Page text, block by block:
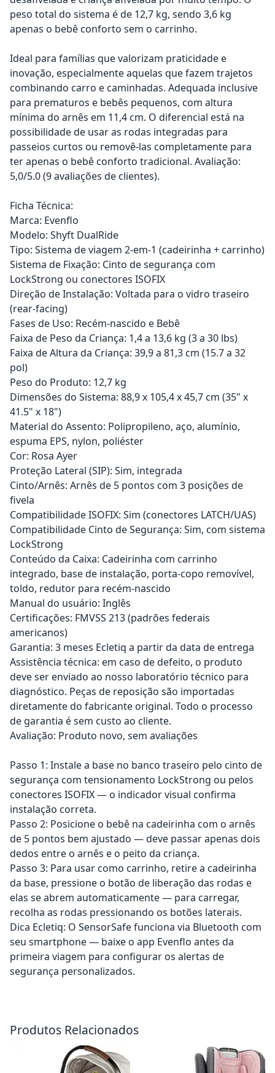
peso total do sistema é de 12,7 kg, sendo 3,6 kg
apenas o bebê conforto sem o carrinho.
Ideal para famílias que valorizam praticidade e
inovação, especialmente aquelas que fazem trajetos
combinando carro e caminhadas. Adequada inclusive
para prematuros e bebês pequenos, com altura
mínima do arnês em 11,4 cm. O diferencial está na
possibilidade de usar as rodas integradas para
passeios curtos ou removê-las completamente para
ter apenas o bebê conforto tradicional. Avaliação:
5,0/5.0 (9 avaliações de clientes).
Ficha Técnica:
Marca: Evenflo
Modelo: Shyft DualRide
Tipo: Sistema de viagem 2-em-1 (cadeirinha + carrinho)
Sistema de Fixação: Cinto de segurança com
LockStrong ou conectores ISOFIX
Direção de Instalação: Voltada para o vidro traseiro
(rear-facing)
Fases de Uso: Recém-nascido e Bebê
Faixa de Peso da Criança: 1,4 a 13,6 kg (3 a 30 lbs)
Faixa de Altura da Criança: 39,9 a 81,3 cm (15.7 a 32
pol)
Peso do Produto: 12,7 kg
Dimensões do Sistema: 88,9 x 105,4 x 45,7 cm (35" x
41.5" x 18")
Material do Assento: Polipropileno, aço, alumínio,
espuma EPS, nylon, poliéster
Cor: Rosa Ayer
Proteção Lateral (SIP): Sim, integrada
Cinto/Arnês: Arnês de 5 pontos com 3 posições de
fivela
Compatibilidade ISOFIX: Sim (conectores LATCH/UAS)
Compatibilidade Cinto de Segurança: Sim, com sistema
LockStrong
Conteúdo da Caixa: Cadeirinha com carrinho
integrado, base de instalação, porta-copo removível,
toldo, redutor para recém-nascido
Manual do usuário: Inglês
Certificações: FMVSS 213 (padrões federais
americanos)
Garantia: 3 meses Ecletiq a partir da data de entrega
Assistência técnica: em caso de defeito, o produto
deve ser enviado ao nosso laboratório técnico para
diagnóstico. Peças de reposição são importadas
diretamente do fabricante original. Todo o processo
de garantia é sem custo ao cliente.
Avaliação: Produto novo, sem avaliações
Passo 1: Instale a base no banco traseiro pelo cinto de
segurança com tensionamento LockStrong ou pelos
conectores ISOFIX — o indicador visual confirma
instalação correta.
Passo 2: Posicione o bebê na cadeirinha com o arnês
de 5 pontos bem ajustado — deve passar apenas dois
dedos entre o arnês e o peito da criança.
Passo 3: Para usar como carrinho, retire a cadeirinha
da base, pressione o botão de liberação das rodas e
elas se abrem automaticamente — para carregar,
recolha as rodas pressionando os botões laterais.
Dica Ecletiq: O SensorSafe funciona via Bluetooth com
seu smartphone — baixe o app Evenflo antes da
primeira viagem para configurar os alertas de
segurança personalizados.
Produtos Relacionados
Adicionar ao carrinho